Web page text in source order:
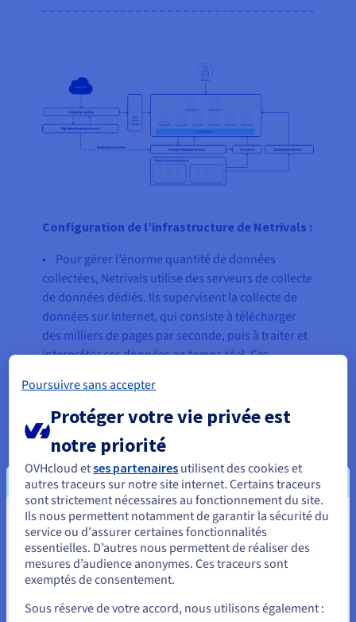
Configuration de l’infrastructure de Netrivals :
• Pour gérer l’énorme quantité de données
collectées, Netrivals utilise des serveurs de collecte
de données dédiés. Ils supervisent la collecte de
données sur Internet, qui consiste à télécharger
des milliers de pages par seconde, puis à traiter et
interpréter ces données en temps réel. Ces
performance grâce à leurs processeurs AMD EPYC
nouvelle génération.
• Des serveurs centraux orchestrent la collecte
des données 24 heures sur 24, en fonction des
besoins de chaque client de Netrivals.
• Un immense cluster de serveurs d’information
publique stocke les informations recueillies par les
serveurs. C’est à cet emplacement que sont
stockées les données relatives aux produits : prix,
stock, attributs spécifiques, signatures
numériques et plus de 2,4 milliards d’images.
• Un autre grand ensemble de serveurs privés
Vous semblez être localisé en États-
Unis.
Pour commander, rendez-vous sur le site de votre pays (États-
Poursuivre sans accepter
Protéger votre vie privée est
notre priorité
OVHcloud etses partenaires utilisent des cookies et
autres traceurs sur notre site internet. Certains traceurs
sont strictement nécessaires au fonctionnement du site.
Ils nous permettent notamment de garantir la sécurité du
service ou d'assurer certaines fonctionnalités
essentielles. D’autres nous permettent de réaliser des
mesures d’audience anonymes. Ces traceurs sont
exemptés de consentement.
Sous réserve de votre accord, nous utilisons également :